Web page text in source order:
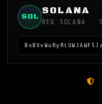
SOL SOLANA
RED SOLANA ·